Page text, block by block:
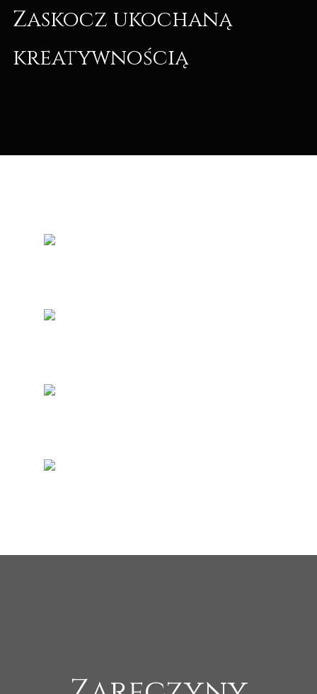
Zaskocz ukochaną
kreatywnością